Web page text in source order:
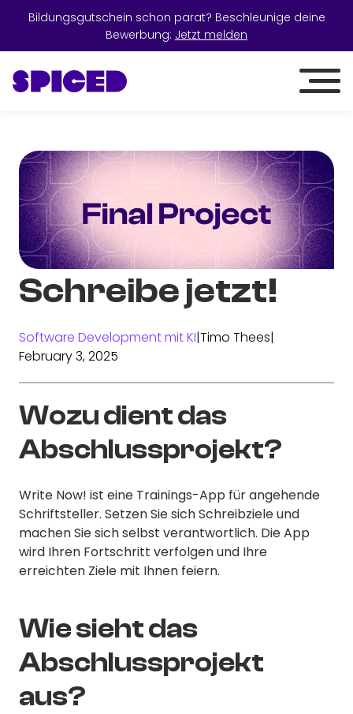
Bildungsgutschein schon parat? Beschleunige deine
Bewerbung: Jetzt melden
Schreibe jetzt!
Software Development mit KI|Timo Thees|
February 3, 2025
Wozu dient das
Abschlussprojekt?
Write Now! ist eine Trainings-App für angehende
Schriftsteller. Setzen Sie sich Schreibziele und
machen Sie sich selbst verantwortlich. Die App
wird Ihren Fortschritt verfolgen und Ihre
erreichten Ziele mit Ihnen feiern.
Wie sieht das
Abschlussprojekt
aus?